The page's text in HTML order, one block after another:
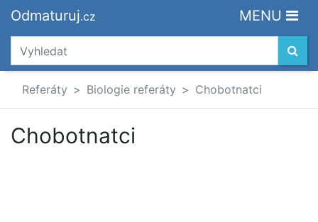
Odmaturuj.cz MENU
Referáty Biologie referáty Chobotnatci
Chobotnatci